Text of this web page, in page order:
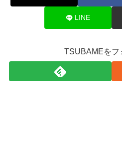
LINE
TSUBAMEをフ